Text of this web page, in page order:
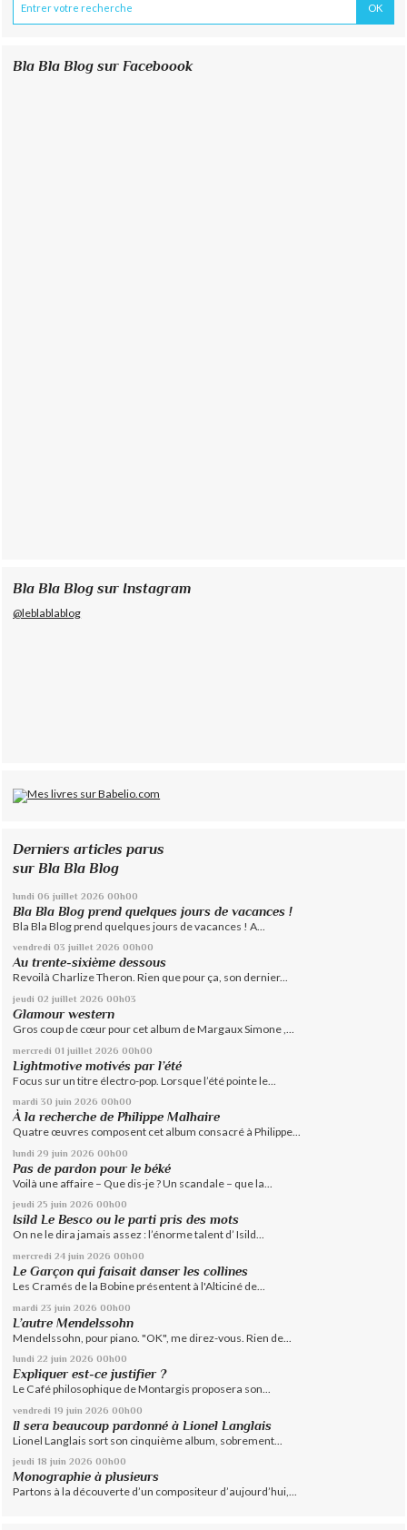
Bla Bla Blog sur Faceboook
Bla Bla Blog sur Instagram
@leblablablog
Derniers articles parus
sur Bla Bla Blog
lundi 06 juillet 2026 00h00
Bla Bla Blog prend quelques jours de vacances !
Bla Bla Blog prend quelques jours de vacances ! A...
vendredi 03 juillet 2026 00h00
Au trente-sixième dessous
Revoilà Charlize Theron. Rien que pour ça, son dernier...
jeudi 02 juillet 2026 00h03
Glamour western
Gros coup de cœur pour cet album de Margaux Simone ,...
mercredi 01 juillet 2026 00h00
Lightmotive motivés par l’été
Focus sur un titre électro-pop. Lorsque l’été pointe le...
mardi 30 juin 2026 00h00
À la recherche de Philippe Malhaire
Quatre œuvres composent cet album consacré à Philippe...
lundi 29 juin 2026 00h00
Pas de pardon pour le béké
Voilà une affaire – Que dis-je ? Un scandale – que la...
jeudi 25 juin 2026 00h00
Isild Le Besco ou le parti pris des mots
On ne le dira jamais assez : l’énorme talent d’ Isild...
mercredi 24 juin 2026 00h00
Le Garçon qui faisait danser les collines
Les Cramés de la Bobine présentent à l'Alticiné de...
mardi 23 juin 2026 00h00
L’autre Mendelssohn
Mendelssohn, pour piano. "OK", me direz-vous. Rien de...
lundi 22 juin 2026 00h00
Expliquer est-ce justifier ?
Le Café philosophique de Montargis proposera son...
vendredi 19 juin 2026 00h00
Il sera beaucoup pardonné à Lionel Langlais
Lionel Langlais sort son cinquième album, sobrement...
jeudi 18 juin 2026 00h00
Monographie à plusieurs
Partons à la découverte d’un compositeur d’aujourd’hui,...